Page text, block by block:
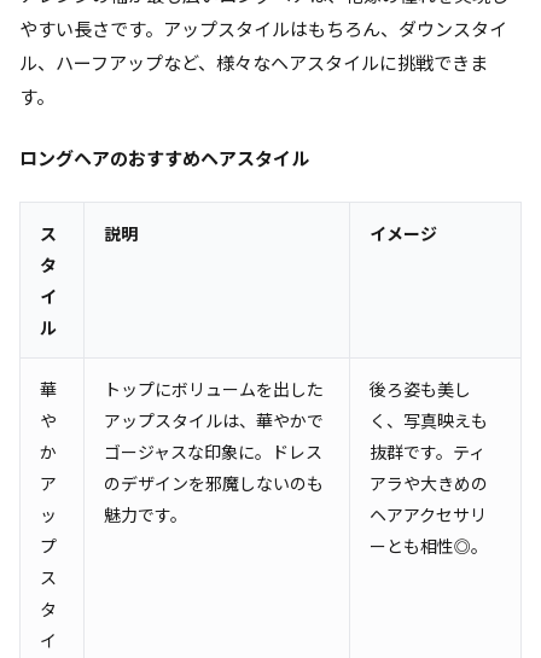
やすい長さです。アップスタイルはもちろん、ダウンスタイ
ル、ハーフアップなど、様々なヘアスタイルに挑戦できま
す。
ロングヘアのおすすめヘアスタイル
ス
タ
イ
ル
説明 イメージ
華
や
か
ア
ッ
プ
ス
タ
イ
トップにボリュームを出した
アップスタイルは、華やかで
ゴージャスな印象に。ドレス
のデザインを邪魔しないのも
魅力です。
後ろ姿も美し
く、写真映えも
抜群です。ティ
アラや大きめの
ヘアアクセサリ
ーとも相性◎。